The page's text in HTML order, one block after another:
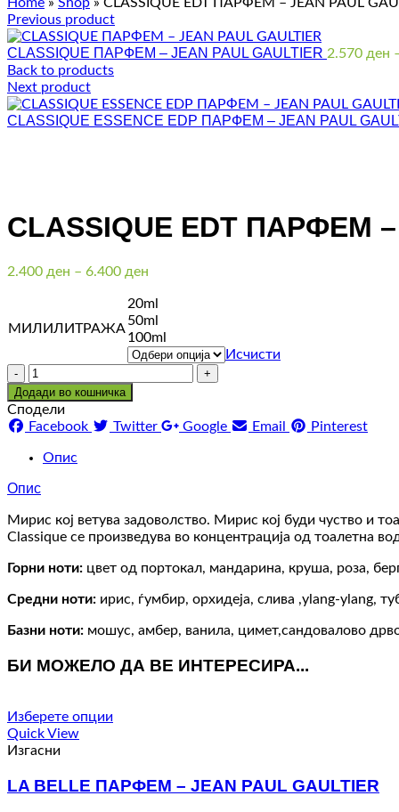
Previous product
CLASSIQUE ПАРФЕМ – JEAN PAUL GAULTIER 2.570 ден
Back to products
Next product
CLASSIQUE ESSENCE EDP ПАРФЕМ – JEAN PAUL
CLASSIQUE EDT ПАРФЕМ –
2.400 ден – 6.400 ден
2.400 ден
through
6.400 ден
МИЛИЛИТРАЖА
20ml
50ml
100ml
Исчисти
Количина
Додади во кошничка
Сподели
Facebook
Twitter Google Email Pinterest
Опис
Опис
Мирис кој ветува задоволство. Мирис кој буди чуство и
Classique се произведува во концентрација од тоалетна
Горни ноти: цвет од портокал, мандарина, круша, роза,
Средни ноти: ирис, ѓумбир, орхидеја, слива ,ylang-ylang,
Базни ноти: мошус, амбер, ванила, цимет,сандовалово
БИ МОЖЕЛО ДА ВЕ ИНТЕРЕСИРА...
Изберете опции
Quick View
Изгасни
LA BELLE ПАРФЕМ – JEAN PAUL GAULTIER